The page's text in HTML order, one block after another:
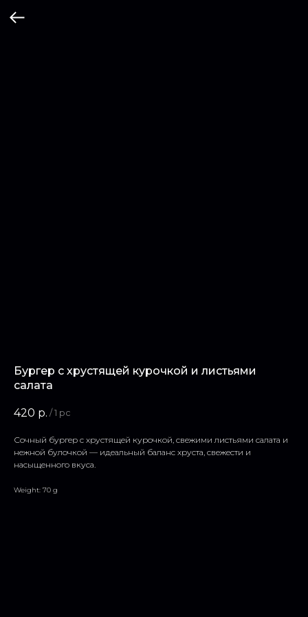
Бургер с хрустящей курочкой и листьями
салата
420 р. / 1 pc
Сочный бургер с хрустящей курочкой, свежими листьями салата и
нежной булочкой — идеальный баланс хруста, свежести и
насыщенного вкуса.
Weight: 70 g